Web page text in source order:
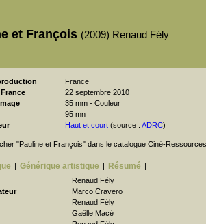
et François (2009) Renaud Fély
France
22 septembre 2010
35 mm - Couleur
95 mn
Haut et court (source : ADRC)
"Pauline et François" dans le catalogue Ciné-Ressources
| Générique artistique | Résumé |
Renaud Fély
Marco Cravero
Renaud Fély
Gaëlle Macé